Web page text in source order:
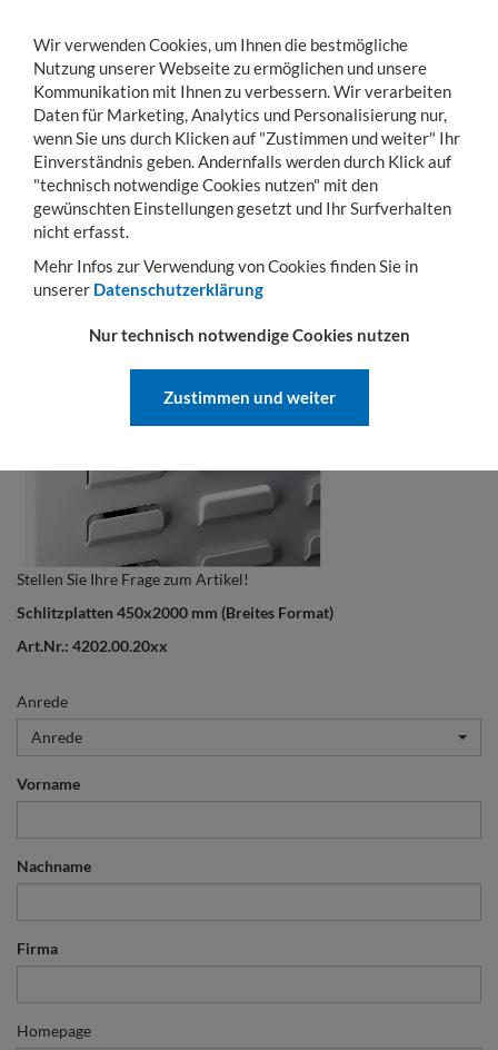
Toggle
navigation
MENÜ KONTO WARENKORB
FRAGE ZUM PRODUKT
Stellen Sie Ihre Frage zum Artikel!
Schlitzplatten 450x2000 mm (Breites Format)
Art.Nr.: 4202.00.20xx
Anrede
Anrede
Vorname
Nachname
Firma
Homepage
Wir verwenden Cookies, um Ihnen die bestmögliche
Nutzung unserer Webseite zu ermöglichen und unsere
Kommunikation mit Ihnen zu verbessern. Wir verarbeiten
Daten für Marketing, Analytics und Personalisierung nur,
wenn Sie uns durch Klicken auf "Zustimmen und weiter" Ihr
Einverständnis geben. Andernfalls werden durch Klick auf
"technisch notwendige Cookies nutzen" mit den
gewünschten Einstellungen gesetzt und Ihr Surfverhalten
nicht erfasst.
Mehr Infos zur Verwendung von Cookies finden Sie in
unserer Datenschutzerklärung
Nur technisch notwendige Cookies nutzen
Zustimmen und weiter